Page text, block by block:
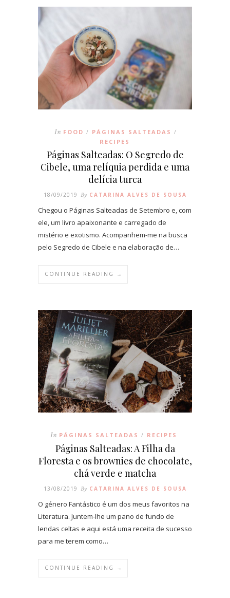
In FOOD / PÁGINAS SALTEADAS /
RECIPES
Páginas Salteadas: O Segredo de
Cibele, uma relíquia perdida e uma
delícia turca
18/09/2019 By CATARINA ALVES DE SOUSA
Chegou o Páginas Salteadas de Setembro e, com
ele, um livro apaixonante e carregado de
mistério e exotismo. Acompanhem-me na busca
pelo Segredo de Cibele e na elaboração de…
CONTINUE READING →
In PÁGINAS SALTEADAS / RECIPES
Páginas Salteadas: A Filha da
Floresta e os brownies de chocolate,
chá verde e matcha
13/08/2019 By CATARINA ALVES DE SOUSA
O género Fantástico é um dos meus favoritos na
Literatura. Juntem-lhe um pano de fundo de
lendas celtas e aqui está uma receita de sucesso
para me terem como…
CONTINUE READING →